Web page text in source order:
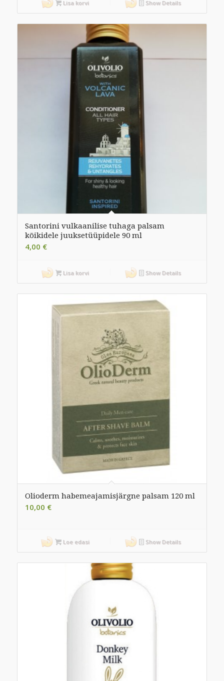
Lisa korvi Show Details
Santorini vulkaanilise tuhaga palsam
kõikidele juuksetüüpidele 90 ml
4,00 €
Lisa korvi Show Details
Olioderm habemeajamisjärgne palsam 120 ml
10,00 €
Loe edasi Show Details